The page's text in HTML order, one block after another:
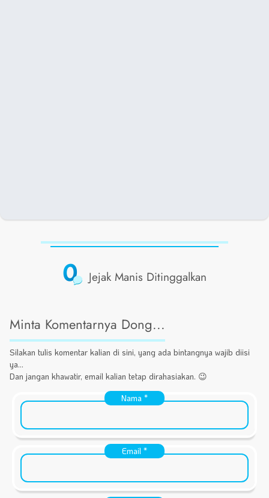
0 Jejak Manis Ditinggalkan
Minta Komentarnya Dong...
Silakan tulis komentar kalian di sini, yang ada bintangnya wajib diisi
ya...
Dan jangan khawatir, email kalian tetap dirahasiakan. 😉
Nama *
Email *